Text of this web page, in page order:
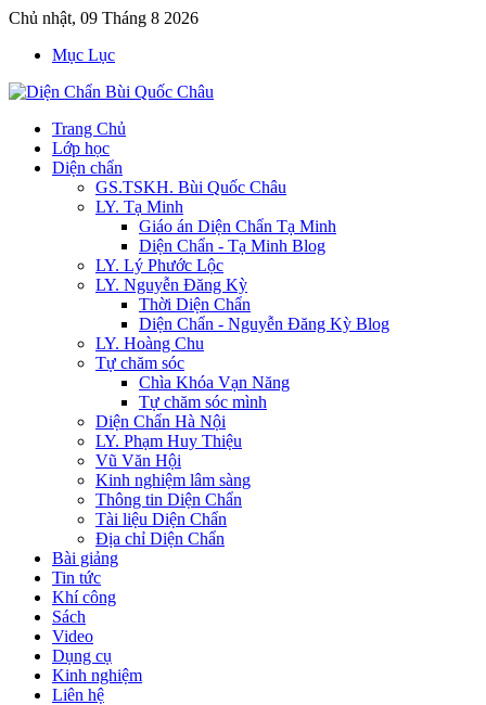
Chủ nhật, 09 Tháng 8 2026
Mục Lục
Trang Chủ
Lớp học
Diện chẩn
GS.TSKH. Bùi Quốc Châu
LY. Tạ Minh
Giáo án Diện Chẩn Tạ Minh
Diện Chẩn - Tạ Minh Blog
LY. Lý Phước Lộc
LY. Nguyễn Đăng Kỳ
Thời Diện Chẩn
Diện Chẩn - Nguyễn Đăng Kỳ Blog
LY. Hoàng Chu
Tự chăm sóc
Chìa Khóa Vạn Năng
Tự chăm sóc mình
Diện Chẩn Hà Nội
LY. Phạm Huy Thiệu
Vũ Văn Hội
Kinh nghiệm lâm sàng
Thông tin Diện Chẩn
Tài liệu Diện Chẩn
Địa chỉ Diện Chẩn
Bài giảng
Tin tức
Khí công
Sách
Video
Dụng cụ
Kinh nghiệm
Liên hệ